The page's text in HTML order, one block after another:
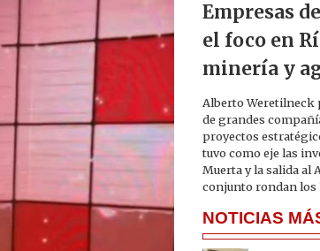
Empresas
el foco en
minería y
Alberto Weretilneck
de grandes
proyectos
tuvo como eje las
Muerta y la salida al
conjunto rondan los
NOTICIAS